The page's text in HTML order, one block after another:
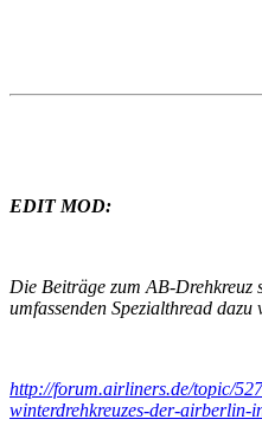
EDIT MOD:
Die Beiträge zum AB-Drehkreuz
umfassenden Spezialthread dazu
http://forum.airliners.de/topic/
winterdrehkreuzes-der-airberlin-